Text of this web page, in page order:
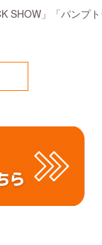
SHOW」「パンプ